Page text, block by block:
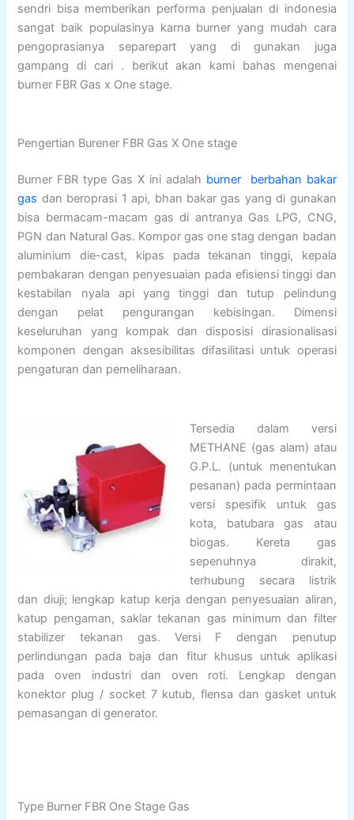
sendri bisa memberikan performa penjualan di indonesia
sangat baik populasinya karna burner yang mudah cara
pengoprasianya separepart yang di gunakan juga
gampang di cari . berikut akan kami bahas mengenai
burner FBR Gas x One stage.
Pengertian Burener FBR Gas X One stage
Burner FBR type Gas X ini adalah burner berbahan bakar
gas dan beroprasi 1 api, bhan bakar gas yang di gunakan
bisa bermacam-macam gas di antranya Gas LPG, CNG,
PGN dan Natural Gas. Kompor gas one stag dengan badan
aluminium die-cast, kipas pada tekanan tinggi, kepala
pembakaran dengan penyesuaian pada efisiensi tinggi dan
kestabilan nyala api yang tinggi dan tutup pelindung
dengan pelat pengurangan kebisingan. Dimensi
keseluruhan yang kompak dan disposisi dirasionalisasi
komponen dengan aksesibilitas difasilitasi untuk operasi
pengaturan dan pemeliharaan.
Tersedia dalam versi
METHANE (gas alam) atau
G.P.L. (untuk menentukan
pesanan) pada permintaan
versi spesifik untuk gas
kota, batubara gas atau
biogas. Kereta gas
sepenuhnya dirakit,
terhubung secara listrik
dan diuji; lengkap katup kerja dengan penyesuaian aliran,
katup pengaman, saklar tekanan gas minimum dan filter
stabilizer tekanan gas. Versi F dengan penutup
perlindungan pada baja dan fitur khusus untuk aplikasi
pada oven industri dan oven roti. Lengkap dengan
konektor plug / socket 7 kutub, flensa dan gasket untuk
pemasangan di generator.
Type Burner FBR One Stage Gas